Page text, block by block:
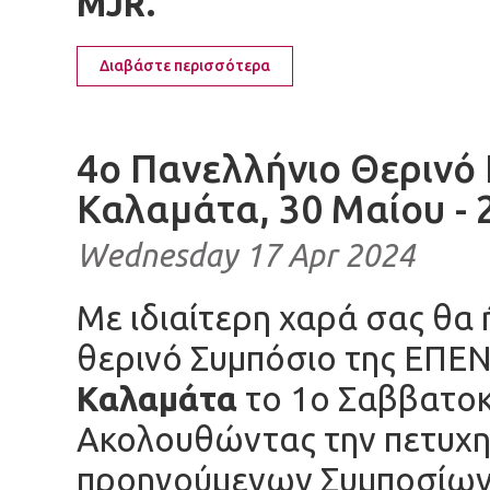
Διαβάστε περισσότερα
4ο Πανελλήνιο
Καλαμάτα, 30 Μαίου -
Wednesday 17 Apr 2024
Με ιδιαίτερη χαρά σας
θερινό Συμπόσιο της
Καλαμάτα το 1ο
Ακολουθώντας την
προηγούμενων